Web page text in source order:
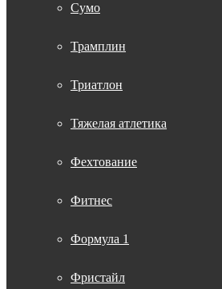
Сумо
Трамплин
Триатлон
Тяжелая атлетика
Фехтование
Фитнес
Формула 1
Фристайл